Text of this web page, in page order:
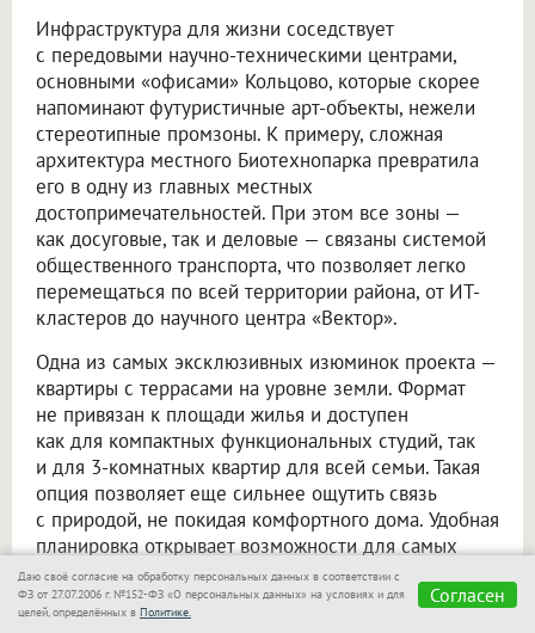
Инфраструктура для жизни соседствует
с передовыми научно-техническими центрами,
основными «офисами» Кольцово, которые скорее
напоминают футуристичные арт-объекты, нежели
стереотипные промзоны. К примеру, сложная
архитектура местного Биотехнопарка превратила
его в одну из главных местных
достопримечательностей. При этом все зоны —
как досуговые, так и деловые — связаны системой
общественного транспорта, что позволяет легко
перемещаться по всей территории района, от ИТ-
кластеров до научного центра «Вектор».
Одна из самых эксклюзивных изюминок проекта —
квартиры с террасами на уровне земли. Формат
не привязан к площади жилья и доступен
как для компактных функциональных студий, так
и для 3-комнатных квартир для всей семьи. Такая
опция позволяет еще сильнее ощутить связь
с природой, не покидая комфортного дома. Удобная
планировка открывает возможности для самых
разных активностей: здесь можно провести
утреннюю тренировку, романтический ужин,
устроить вечеринку с друзьями или погрузиться
Даю своё согласие на обработку персональных данных в соответствии с
ФЗ от 27.07.2006 г. №152-ФЗ «О персональных данных» на условиях и для
целей, определённых в Политике.
Согласен